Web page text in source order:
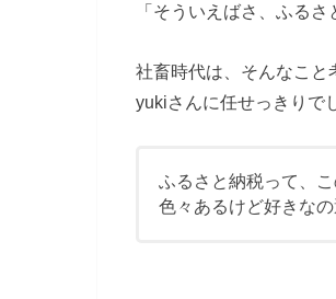
「そういえばさ、ふるさ
社畜時代は、そんなこと
yukiさんに任せっきりで
ふるさと納税って、
色々あるけど好きな